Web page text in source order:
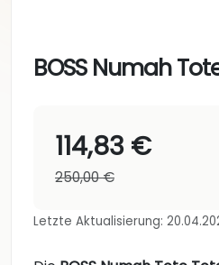
BOSS Numah
114,83 €
250,00 €
Letzte Aktualisierung: